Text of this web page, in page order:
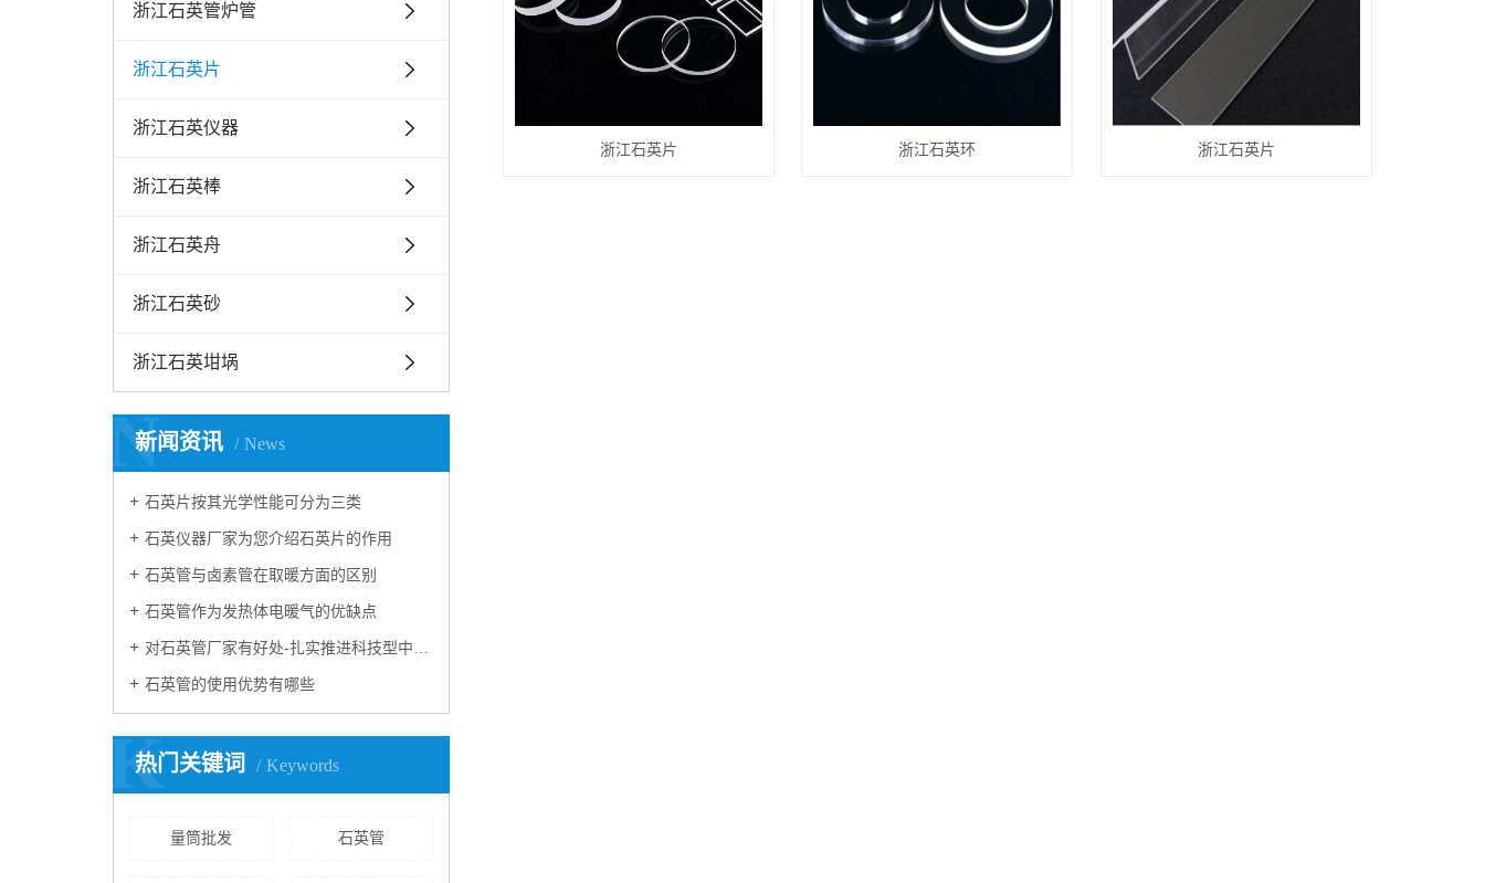
浙江石英管炉管
浙江石英片
浙江石英仪器
浙江石英棒
浙江石英舟
浙江石英砂
浙江石英坩埚
新闻资讯 News
N
石英片按其光学性能可分为三类
石英仪器厂家为您介绍石英片的作用
石英管与卤素管在取暖方面的区别
石英管作为发热体电暖气的优缺点
对石英管厂家有好处-扎实推进科技型中小企业培
石英管的使用优势有哪些
热门关键词 Keywords
K
量筒批发 石英管
浙江石英片 浙江石英环 浙江石英片